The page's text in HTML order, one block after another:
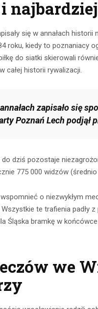
się w annałach
roku, kiedy to poznaniacy
do siatki skierowali
całej historii rywalizacji.
zapisało się
Poznań Lech
dziś pozostaje
775 000 widzów
o niezwykłym
Wszystkie te trafienia padły
Śląska bramkę w
we